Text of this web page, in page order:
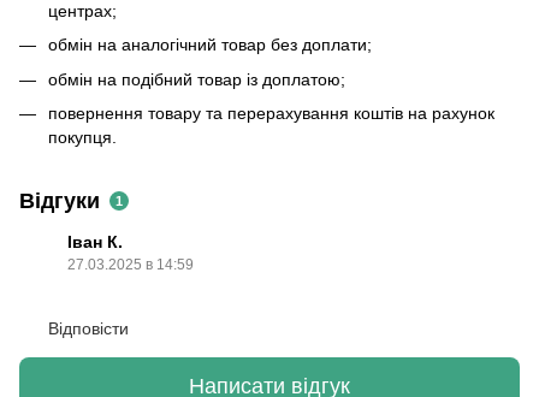
центрах;
обмін на аналогічний товар без доплати;
обмін на подібний товар із доплатою;
повернення товару та перерахування коштів на рахунок
покупця.
Відгуки 1
Іван К.
27.03.2025 в 14:59
Відповісти
Написати відгук